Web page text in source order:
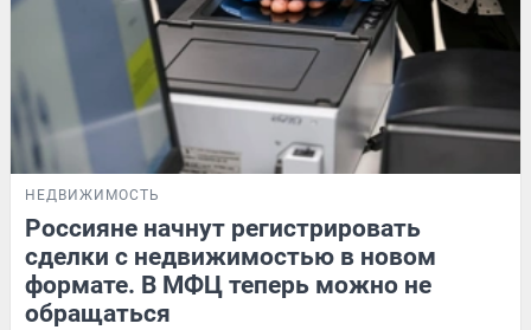
НЕДВИЖИМОСТЬ
Россияне начнут регистрировать
сделки с недвижимостью в новом
формате. В МФЦ теперь можно не
обращаться